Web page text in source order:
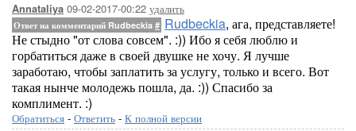
Annataliya 09-02-2017-00:22 удалить
Ответ на комментарий Rudbeckia # Rudbeckia, ага, представляете!
Не стыдно "от слова совсем". :)) Ибо я себя люблю и
горбатиться даже в своей двушке не хочу. Я лучше
заработаю, чтобы заплатить за услугу, только и всего. Вот
такая нынче молодежь пошла, да. :)) Спасибо за
комплимент. :)
Обратиться - Ответить - К полной версии